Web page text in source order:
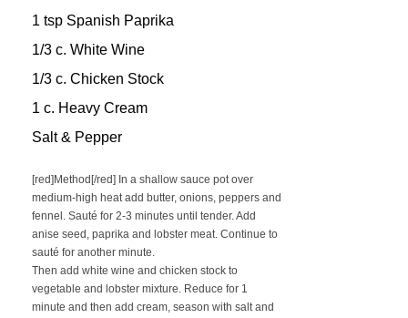
1 tsp Spanish Paprika
1/3 c. White Wine
1/3 c. Chicken Stock
1 c. Heavy Cream
Salt & Pepper
[red]Method[/red] In a shallow sauce pot over
medium-high heat add butter, onions, peppers and
fennel. Sauté for 2-3 minutes until tender. Add
anise seed, paprika and lobster meat. Continue to
sauté for another minute.
Then add white wine and chicken stock to
vegetable and lobster mixture. Reduce for 1
minute and then add cream, season with salt and